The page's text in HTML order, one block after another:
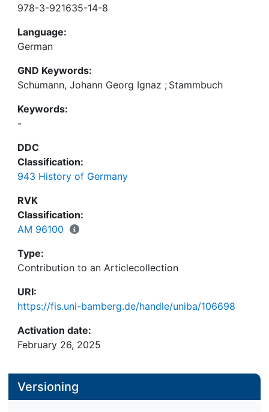
978-3-921635-14-8
Language:
German
GND Keywords:
Schumann, Johann Georg Ignaz ; Stammbuch
Keywords:
-
DDC
Classification:
943 History of Germany
RVK
Classification:
AM 96100
Type:
Contribution to an Articlecollection
URI:
https://fis.uni-bamberg.de/handle/uniba/106698
Activation date:
February 26, 2025
Versioning